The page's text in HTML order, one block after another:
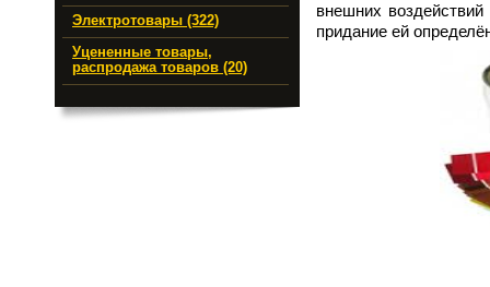
Электротовары (322)
Уцененные товары,
распродажа товаров (20)
внешних
придание ей